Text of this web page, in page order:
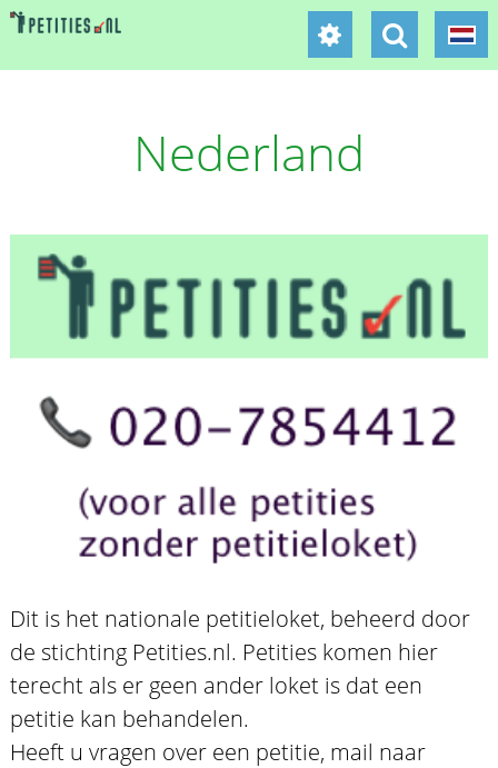
Nederland
Dit is het nationale petitieloket, beheerd door
de stichting Petities.nl. Petities komen hier
terecht als er geen ander loket is dat een
petitie kan behandelen.
Heeft u vragen over een petitie, mail naar